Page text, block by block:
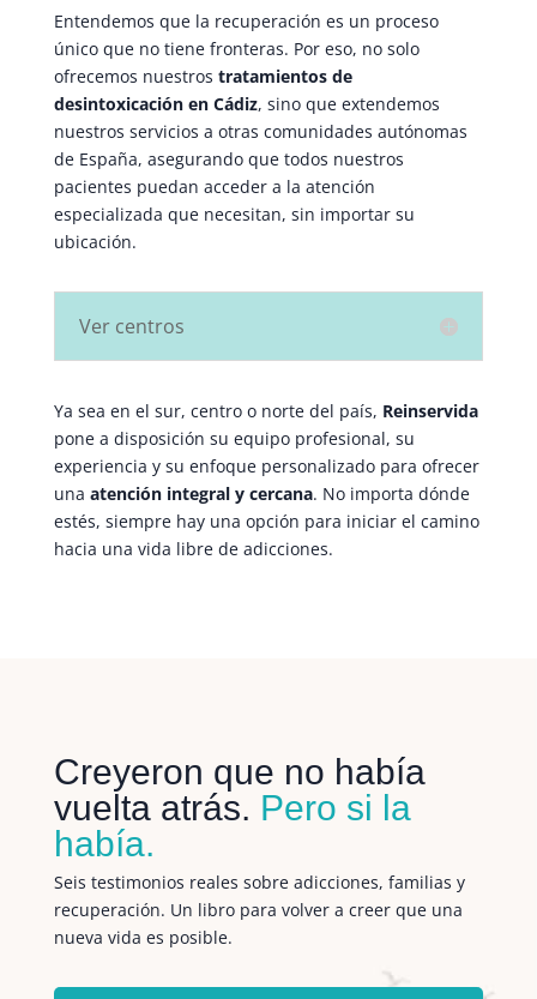
Entendemos que la recuperación es un proceso
único que no tiene fronteras. Por eso, no solo
ofrecemos nuestros tratamientos de
desintoxicación en Cádiz, sino que extendemos
nuestros servicios a otras comunidades autónomas
de España, asegurando que todos nuestros
pacientes puedan acceder a la atención
especializada que necesitan, sin importar su
ubicación.
Ver centros
Ya sea en el sur, centro o norte del país, Reinservida
pone a disposición su equipo profesional, su
experiencia y su enfoque personalizado para ofrecer
una atención integral y cercana. No importa dónde
estés, siempre hay una opción para iniciar el camino
hacia una vida libre de adicciones.
Creyeron que no había
vuelta atrás. Pero si la
había.
Seis testimonios reales sobre adicciones, familias y
recuperación. Un libro para volver a creer que una
nueva vida es posible.